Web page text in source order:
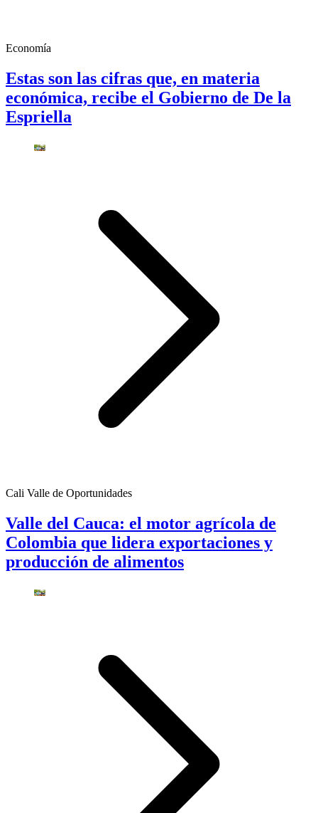
Economía
Estas son las cifras que, en materia
económica, recibe el Gobierno de De la
Espriella
Cali Valle de Oportunidades
Valle del Cauca: el motor agrícola de
Colombia que lidera exportaciones y
producción de alimentos